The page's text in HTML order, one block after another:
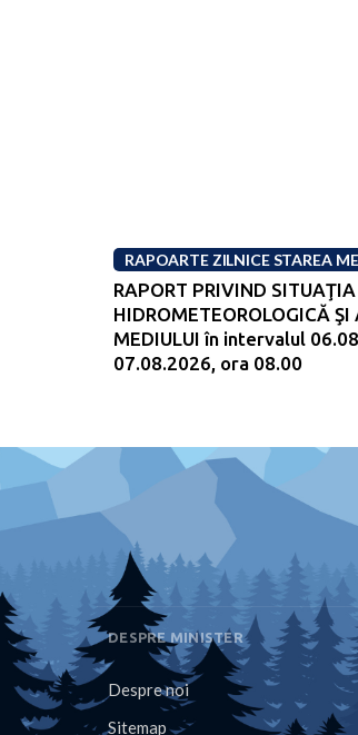
RAPOARTE ZILNICE STAREA
RAPORT PRIVIND SITUAŢIA
HIDROMETEOROLOGICĂ
MEDIULUI în intervalul
07.08.2026, ora 08.00
DESPRE MINISTER
Despre noi
Sitemap